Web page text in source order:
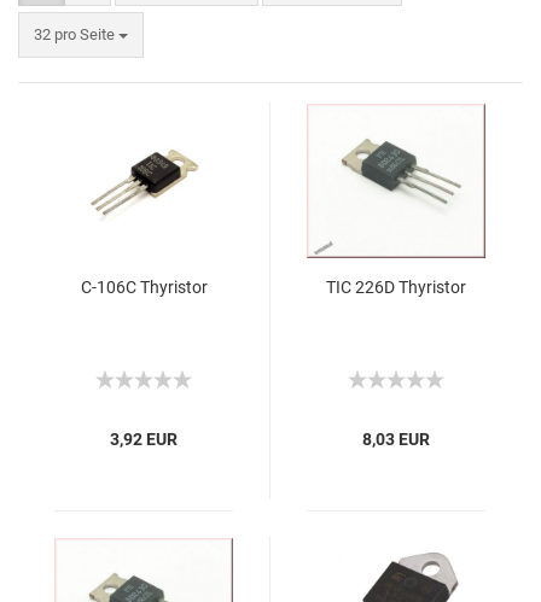
32 pro Seite
C-106C Thyristor
3,92 EUR
TIC 226D Thyristor
8,03 EUR